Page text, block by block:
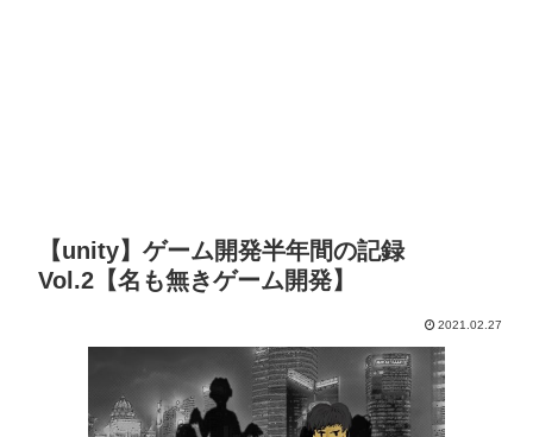
【unity】ゲーム開発半年間の記録
Vol.2【名も無きゲーム開発】
2021.02.27